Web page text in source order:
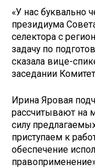
«У нас буквально
президиума
селектора с
задачу по
сказала вице-
заседании
Ирина Яровая
рассчитывают на
силу
приступаем к
обеспечение